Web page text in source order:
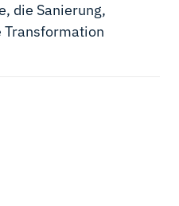
die Sanierung,
Transformation